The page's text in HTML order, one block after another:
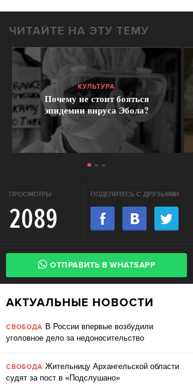
ЧИТАЙТЕ НА ЭТУ ТЕМУ
КУЛЬТУРА
Почему не стоит бояться
эпидемии вируса Эбола?
ПРОСМОТРЫ
2089
ПОДЕЛИТЕСЬ С ДРУЗЬЯМИ
ОТПРАВИТЬ В WHATSAPP
АКТУАЛЬНЫЕ НОВОСТИ
СВОБОДА В России впервые возбудили
уголовное дело за недоносительство
СВОБОДА Жительницу Архангельской области
судят за пост в «Подслушано»